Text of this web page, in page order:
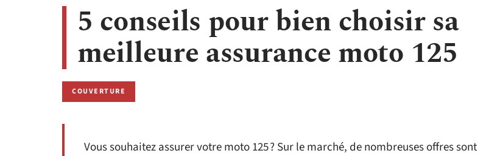
5 conseils pour bien choisir sa
meilleure assurance moto 125
COUVERTURE
Vous souhaitez assurer votre moto 125 ? Sur le marché, de nombreuses offres sont